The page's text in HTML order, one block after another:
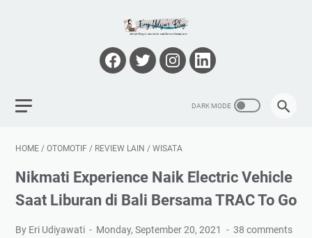
HOME / OTOMOTIF / REVIEW LAIN / WISATA
Nikmati Experience Naik Electric Vehicle
Saat Liburan di Bali Bersama TRAC To Go
By Eri Udiyawati Monday, September 20, 2021 38 comments